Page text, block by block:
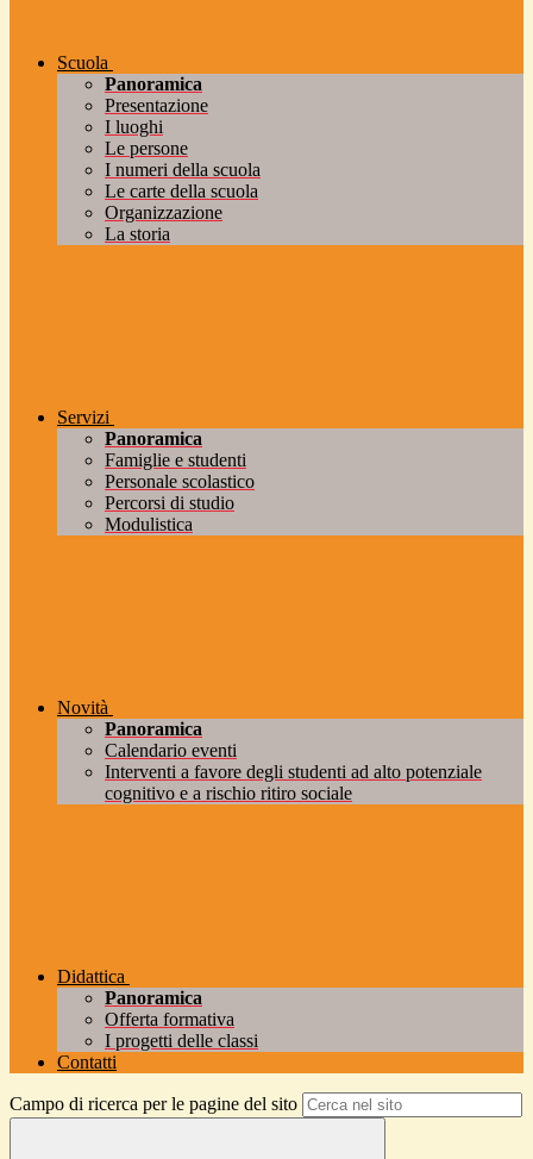
Scuola
Panoramica
Presentazione
I luoghi
Le persone
I numeri della scuola
Le carte della scuola
Organizzazione
La storia
Servizi
Panoramica
Famiglie e studenti
Personale scolastico
Percorsi di studio
Modulistica
Novità
Panoramica
Calendario eventi
Interventi a favore degli studenti ad alto potenziale
cognitivo e a rischio ritiro sociale
Didattica
Panoramica
Offerta formativa
I progetti delle classi
Contatti
Campo di ricerca per le pagine del sito